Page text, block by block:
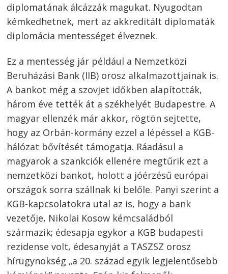
diplomatának álcázzák magukat. Nyugodtan
kémkedhetnek, mert az akkreditált diplomaták
diplomácia mentességet élveznek.
Ez a mentesség jár például a Nemzetközi
Beruházási Bank (IIB) orosz alkalmazottjainak is.
A bankot még a szovjet időkben alapították,
három éve tették át a székhelyét Budapestre. A
magyar ellenzék már akkor, rögtön sejtette,
hogy az Orbán-kormány ezzel a lépéssel a KGB-
hálózat bővítését támogatja. Ráadásul a
magyarok a szankciók ellenére megtűrik ezt a
nemzetközi bankot, holott a jóérzésű európai
országok sorra szállnak ki belőle. Panyi szerint a
KGB-kapcsolatokra utal az is, hogy a bank
vezetője, Nikolai Kosow kémcsaládból
származik; édesapja egykor a KGB budapesti
rezidense volt, édesanyját a TASZSZ orosz
hírügynökség „a 20. század egyik legjelentősebb
Bejegyzés
navigáció